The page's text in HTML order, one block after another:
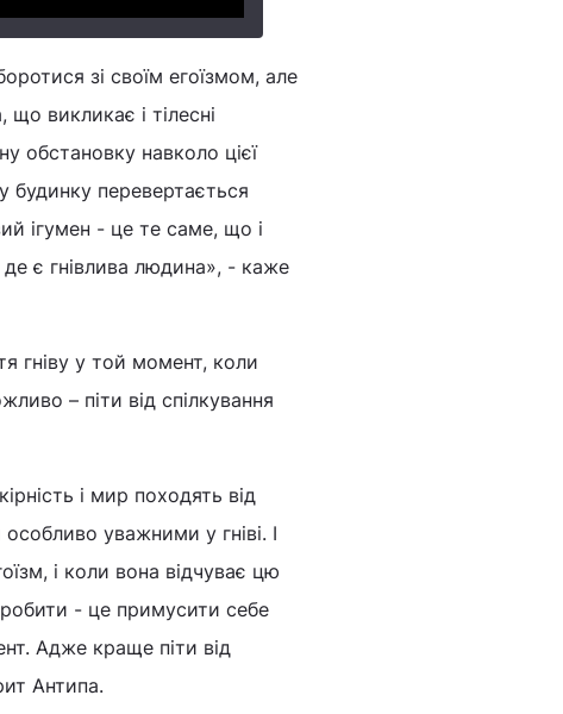
зі своїм егоїзмом, але
викликає і тілесні
обстановку навколо цієї
будинку перевертається
ігумен - це те саме, що і
є гнівлива людина», - каже
гніву у той момент, коли
– піти від спілкування
і мир походять від
уважними у гніві. І
і коли вона відчуває цю
- це примусити себе
Адже краще піти від
Антипа.